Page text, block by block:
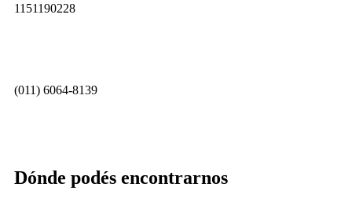
1151190228
(011) 6064-8139
Dónde podés encontrarnos